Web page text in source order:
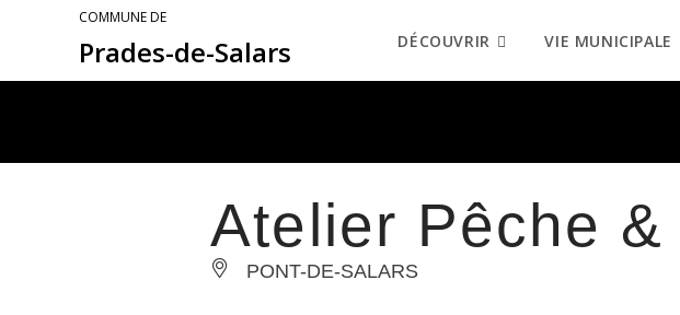
COMMUNE DE
Prades-de-Salars DÉCOUVRIR VIE MUNICIPALE
Atelier Pêche &
PONT-DE-SALARS